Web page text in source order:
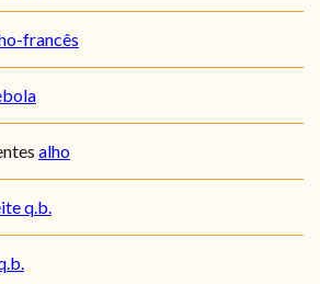
francês
alho
q.b.